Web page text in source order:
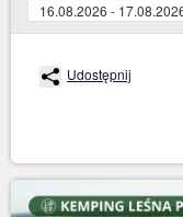
16.08.2026 -
Udostępnij